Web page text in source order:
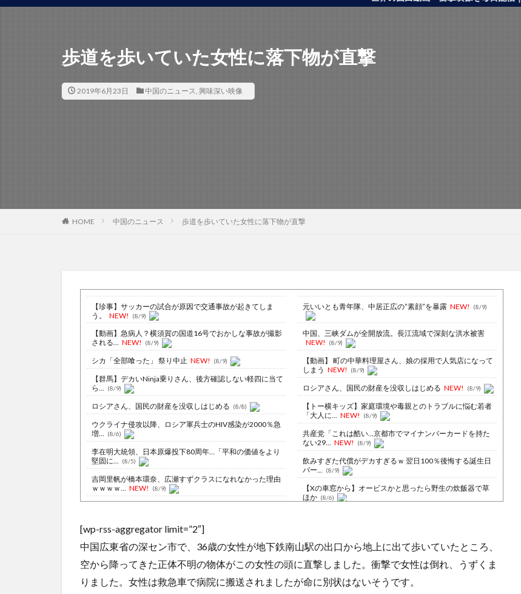
歩道を歩いていた女性に落下物が直撃
2019年6月23日 中国のニュース, 興味深い映像
HOME 中国のニュース 歩道を歩いていた女性に落下物が直撃
【珍事】サッカーの試合が原因で交通事故が起きてしま
う。
NEW! (8/9)
【動画】急病人？横須賀の国道16号でおかしな事故が撮影
される... NEW! (8/9)
シカ「全部喰った」 祭り中止 NEW! (8/9)
【群馬】デカいNinja乗りさん、後方確認しない軽四に当て
ら... (8/9)
ロシアさん、国民の財産を没収しはじめる (8/8)
ウクライナ侵攻以降、ロシア軍兵士のHIV感染が2000％急
増... (8/6)
李在明大統領、日本原爆投下80周年…「平和の価値をより
堅固に... (8/5)
吉岡里帆が橋本環奈、広瀬すずクラスになれなかった理由
ｗｗｗｗ... NEW! (8/9)
【悲報】タトゥー彫師23年目店長「タトゥー入れにくるや
つ99... NEW! (8/9)
5chの北斗の拳強さランキング、完成度が高いと話題にｗｗ
ｗｗ (5/20)
金正恩「経済制裁、正直キツいです・・・本当は核を使う
元いいとも青年隊、中居正広の”素顔”を暴露 NEW! (8/9)
中国、三峡ダムが全開放流。長江流域で深刻な洪水被害
NEW!
(8/9)
【動画】 町の中華料理屋さん、娘の採用で人気店になって
しまう NEW! (8/9)
ロシアさん、国民の財産を没収しはじめる NEW! (8/9)
【トー横キッズ】家庭環境や毒親とのトラブルに悩む若者
「大人に... NEW! (8/9)
共産党「これは酷い…京都市でマイナンバーカードを持た
ない29... NEW! (8/9)
飲みすぎた代償がデカすぎるｗ 翌日100％後悔する誕生日
パー... (8/9)
【Xの車窓から】オービスかと思ったら野生の炊飯器で草
ほか (8/6)
ハードオフに売っていた4万4000円のフィギュアがヤバす
ぎる... (5/20)
海外「この少年にとって忘れられない経験になったな」危
険な手術... (5/20)
[wp-rss-aggregator limit=”2″]
中国広東省の深セン市で、36歳の女性が地下鉄南山駅の出口から地上に出て歩いていたところ、
空から降ってきた正体不明の物体がこの女性の頭に直撃しました。衝撃で女性は倒れ、うずくま
りました。女性は救急車で病院に搬送されましたが命に別状はないそうです。